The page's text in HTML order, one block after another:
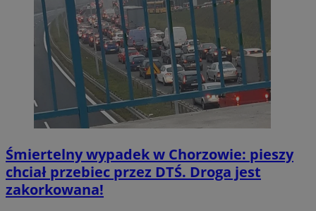
Śmiertelny wypadek w Chorzowie: pieszy
chciał przebiec przez DTŚ. Droga jest
zakorkowana!